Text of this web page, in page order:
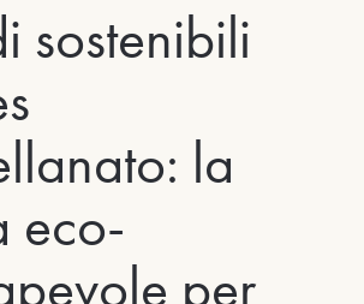
sostenibili
la
eco-
per